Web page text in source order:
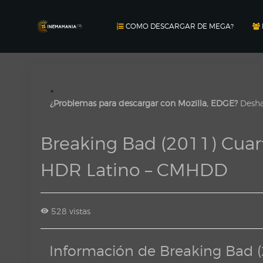
COMO DESCARGAR DE MEGA?
×
¿Problemas para descargar con Mozilla, EDGE?
Breaking Bad (2011)
HDR Latino – CMHDD
528 vistas
Información de Breaking Bad